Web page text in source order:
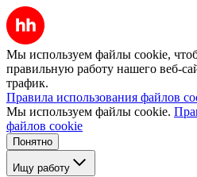
Мы используем файлы cookie,
правильную работу нашего веб-
трафик.
Правила использования файлов
Мы используем файлы cookie.
файлов cookie
Понятно
Ищу работу